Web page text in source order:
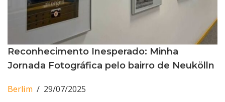
Reconhecimento Inesperado: Minha
Jornada Fotográfica pelo bairro de Neukölln
Berlim 29/07/2025